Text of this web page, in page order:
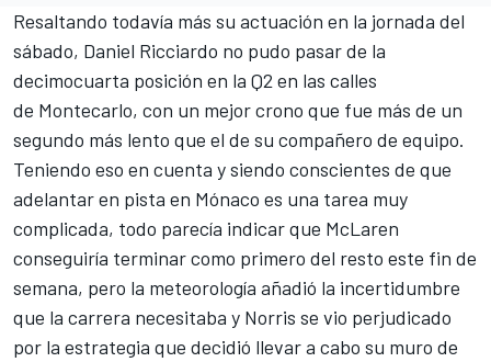
Resaltando todavía más su actuación en la jornada del
sábado, Daniel Ricciardo no pudo pasar de la
decimocuarta posición en la Q2 en las calles
de Montecarlo, con un mejor crono que fue más de un
segundo más lento que el de su compañero de equipo.
Teniendo eso en cuenta y siendo conscientes de que
adelantar en pista en Mónaco es una tarea muy
complicada, todo parecía indicar que McLaren
conseguiría terminar como primero del resto este fin de
semana, pero la meteorología añadió la incertidumbre
que la carrera necesitaba y Norris se vio perjudicado
por la estrategia que decidió llevar a cabo su muro de